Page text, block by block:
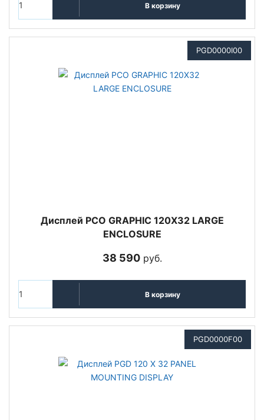
В корзину
PGD0000I00
Дисплей PCO GRAPHIC 120X32 LARGE
ENCLOSURE
38 590руб.
В корзину
PGD0000F00